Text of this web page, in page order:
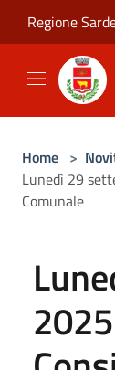
Regione
Home >
Lunedì 29
Comunale